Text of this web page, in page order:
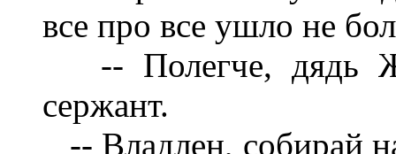
все про все ушло не
-- Полегче, дядь
сержант.
-- Владлен, собирай